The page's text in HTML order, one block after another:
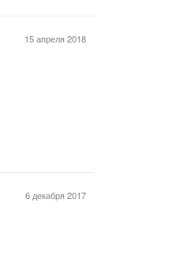
15 апреля 2018
6 декабря 2017